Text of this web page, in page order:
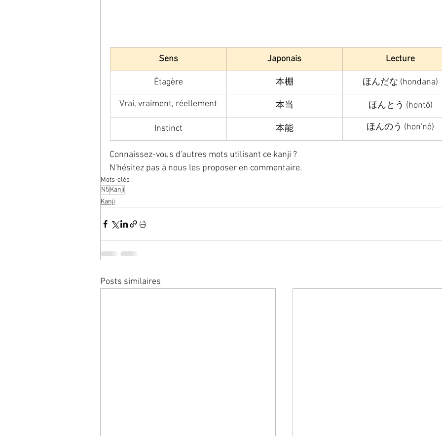
Sens Japonais Lecture
Étagère 本棚 ほんだな (hondana)
Vrai, vraiment, réellement 本当 ほんとう (hontô)
Instinct 本能 ほんのう (hon'nô)
Connaissez-vous d'autres mots utilisant ce kanji ?
N'hésitez pas à nous les proposer en commentaire.
Mots-clés :
N5Kanji
Kanji
Posts similaires